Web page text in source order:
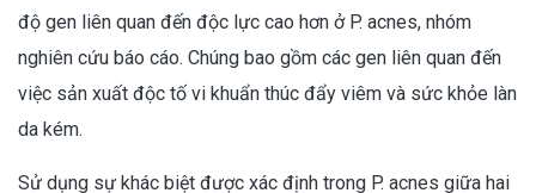
độ gen liên quan đến độc lực cao hơn ở P. acnes, nhóm
nghiên cứu báo cáo. Chúng bao gồm các gen liên quan đến
việc sản xuất độc tố vi khuẩn thúc đẩy viêm và sức khỏe làn
da kém.
Sử dụng sự khác biệt được xác định trong P. acnes giữa hai